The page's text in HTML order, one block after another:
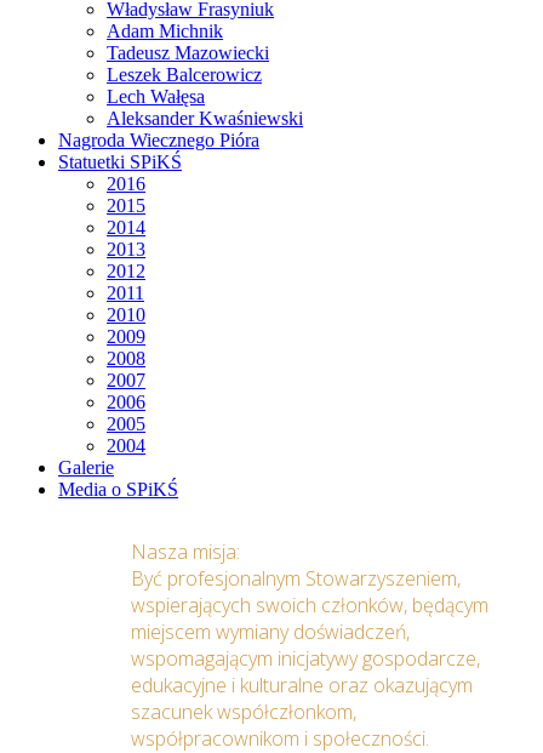
Władysław Frasyniuk
Adam Michnik
Tadeusz Mazowiecki
Leszek Balcerowicz
Lech Wałęsa
Aleksander Kwaśniewski
Nagroda Wiecznego Pióra
Statuetki SPiKŚ
2016
2015
2014
2013
2012
2011
2010
2009
2008
2007
2006
2005
2004
Galerie
Media o SPiKŚ
Nasza misja:
Być profesjonalnym Stowarzyszeniem,
wspierających swoich członków, będącym
miejscem wymiany doświadczeń,
wspomagającym inicjatywy gospodarcze,
edukacyjne i kulturalne oraz okazującym
szacunek współczłonkom,
współpracownikom i społeczności.